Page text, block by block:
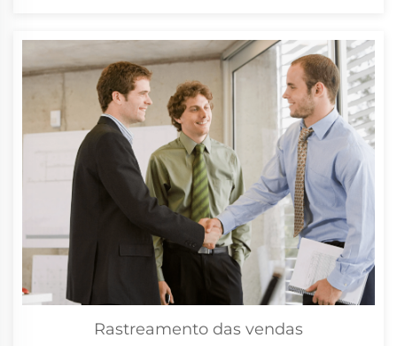
Rastreamento das vendas